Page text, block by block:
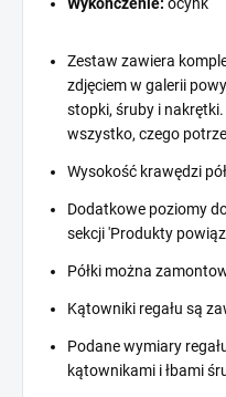
Zestaw zawiera
zdjęciem w galerii
stopki, śruby i
wszystko, czego
Wysokość krawędzi
Dodatkowe poziomy
sekcji 'Produkty
Półki można
Kątowniki regału są
Podane wymiary
kątownikami i łbami